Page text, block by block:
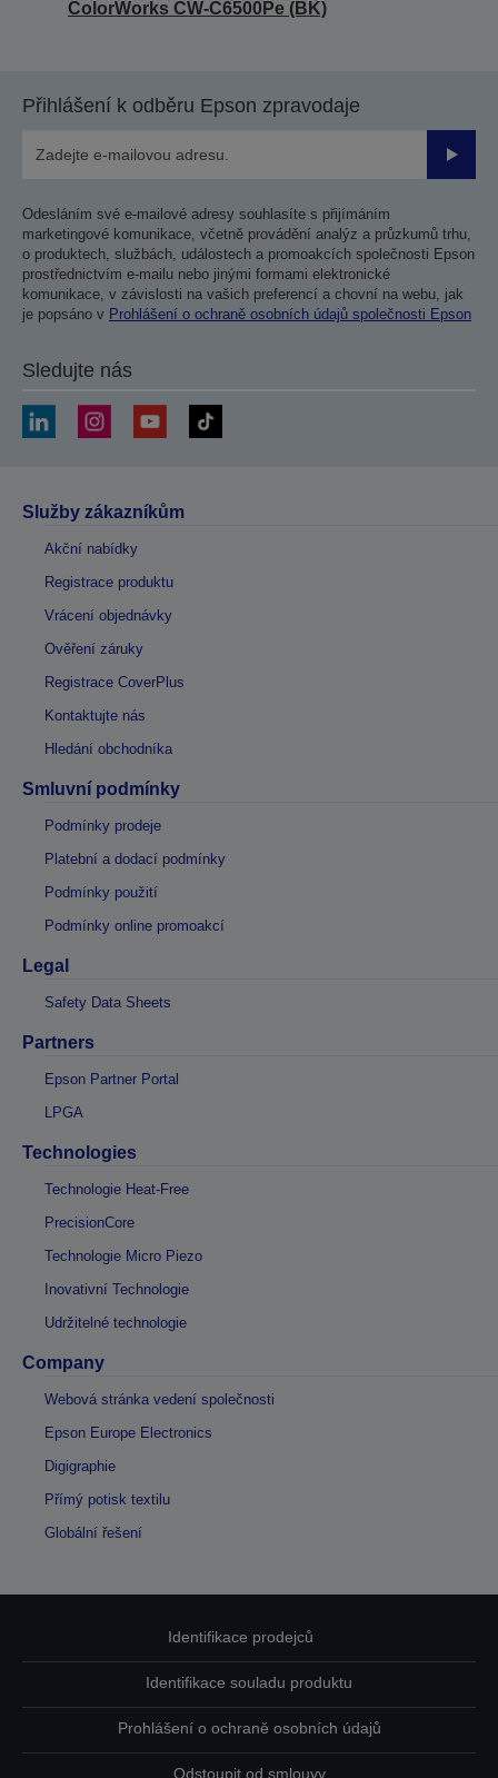
ColorWorks CW-C6500Pe (BK)
Přihlášení k odběru Epson zpravodaje
Odesláním své e-mailové adresy souhlasíte s přijímáním
marketingové komunikace, včetně provádění analýz a průzkumů trhu,
o produktech, službách, událostech a promoakcích společnosti Epson
prostřednictvím e-mailu nebo jinými formami elektronické
komunikace, v závislosti na vašich preferencí a chovní na webu, jak
je popsáno v Prohlášení o ochraně osobních údajů společnosti Epson
Sledujte nás
Služby zákazníkům
Akční nabídky
Registrace produktu
Vrácení objednávky
Ověření záruky
Registrace CoverPlus
Kontaktujte nás
Hledání obchodníka
Smluvní podmínky
Podmínky prodeje
Platební a dodací podmínky
Podmínky použití
Podmínky online promoakcí
Legal
Safety Data Sheets
Partners
Epson Partner Portal
LPGA
Technologies
Technologie Heat-Free
PrecisionCore
Technologie Micro Piezo
Inovativní Technologie
Udržitelné technologie
Company
Webová stránka vedení společnosti
Epson Europe Electronics
Digigraphie
Přímý potisk textilu
Globální řešení
Identifikace prodejců
Identifikace souladu produktu
Prohlášení o ochraně osobních údajů
Odstoupit od smlouvy